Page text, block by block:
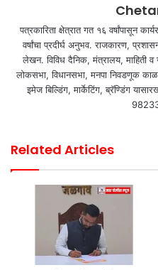
पत्रकारिता क्षेत्रात गत १६ वर्षांपासून
वर्षांचा प्रदीर्घ अनुभव. राजकारण,
लेखन. विविध दैनिक, मंत्रालय, माहिती व
लोकसभा, विधानसभा, मनपा निवडणूक
इमेज बिल्डिंग, मार्केटिंग, ब्रॅण्डिंग
Related Articles